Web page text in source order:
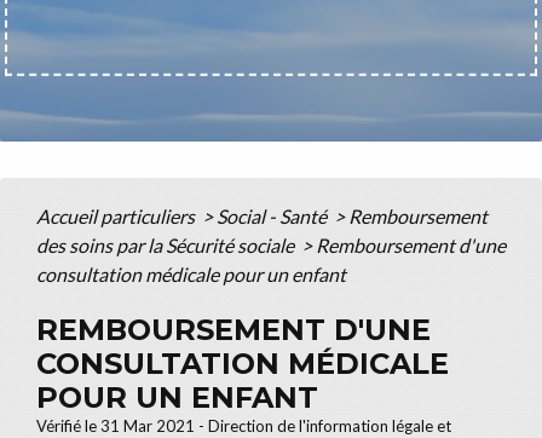
Accueil particuliers > Social - Santé > Remboursement
des soins par la Sécurité sociale > Remboursement d'une
consultation médicale pour un enfant
REMBOURSEMENT D'UNE
CONSULTATION MÉDICALE
POUR UN ENFANT
Vérifié le 31 Mar 2021 - Direction de l'information légale et